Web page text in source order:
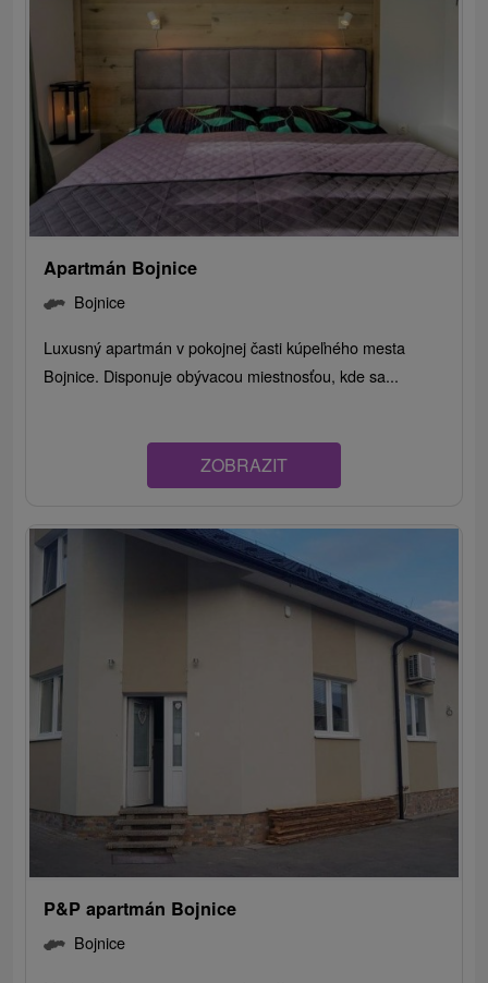
Apartmán Bojnice
Bojnice
Luxusný apartmán v pokojnej časti kúpeľného mesta
Bojnice. Disponuje obývacou miestnosťou, kde sa...
ZOBRAZIT
P&P apartmán Bojnice
Bojnice